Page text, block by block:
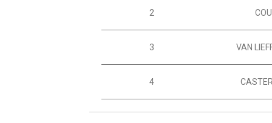
2
3 VAN
4